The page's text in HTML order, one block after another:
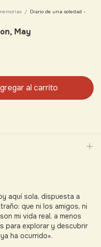
/
Diario de una soledad -
May
aquí sola, dispuesta a
que ni los amigos, ni
mi vida real, a menos
para explorar y descubrir
ha ocurrido».